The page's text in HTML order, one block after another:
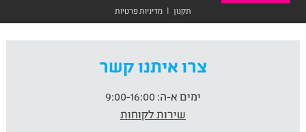
תקנון | מדיניות פרטיות
צרו איתנו קשר
ימים א-ה:
שירות לקוחות